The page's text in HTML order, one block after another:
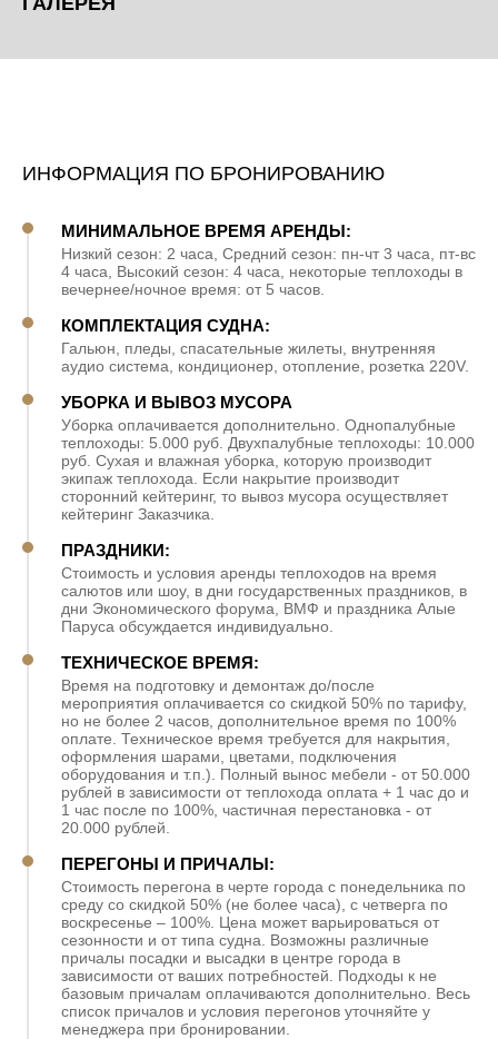
ИНФОРМАЦИЯ ПО БРОНИРОВАНИЮ
МИНИМАЛЬНОЕ ВРЕМЯ АРЕНДЫ:
Низкий сезон: 2 часа, Средний сезон: пн-чт 3 часа, пт-вс
4 часа, Высокий сезон: 4 часа, некоторые теплоходы в
вечернее/ночное время: от 5 часов.
КОМПЛЕКТАЦИЯ СУДНА:
Гальюн, пледы, спасательные жилеты, внутренняя
аудио система, кондиционер, отопление, розетка 220V.
УБОРКА И ВЫВОЗ МУСОРА
Уборка оплачивается дополнительно. Однопалубные
теплоходы: 5.000 руб. Двухпалубные теплоходы: 10.000
руб. Сухая и влажная уборка, которую производит
экипаж теплохода. Если накрытие производит
сторонний кейтеринг, то вывоз мусора осуществляет
кейтеринг Заказчика.
ПРАЗДНИКИ:
Стоимость и условия аренды теплоходов на время
салютов или шоу, в дни государственных праздников, в
дни Экономического форума, ВМФ и праздника Алые
Паруса обсуждается индивидуально.
ТЕХНИЧЕСКОЕ ВРЕМЯ:
Время на подготовку и демонтаж до/после
мероприятия оплачивается со скидкой 50% по тарифу,
но не более 2 часов, дополнительное время по 100%
оплате. Техническое время требуется для накрытия,
оформления шарами, цветами, подключения
оборудования и т.п.). Полный вынос мебели - от 50.000
рублей в зависимости от теплохода оплата + 1 час до и
1 час после по 100%, частичная перестановка - от
20.000 рублей.
ПЕРЕГОНЫ И ПРИЧАЛЫ:
Стоимость перегона в черте города с понедельника по
среду со скидкой 50% (не более часа), с четверга по
воскресенье – 100%. Цена может варьироваться от
сезонности и от типа судна. Возможны различные
причалы посадки и высадки в центре города в
зависимости от ваших потребностей. Подходы к не
базовым причалам оплачиваются дополнительно. Весь
список причалов и условия перегонов уточняйте у
менеджера при бронировании.